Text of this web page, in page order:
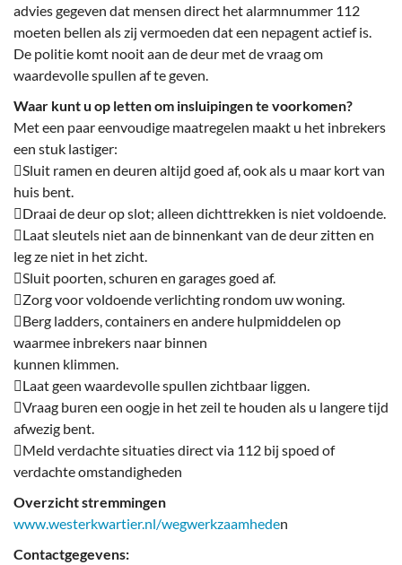
advies gegeven dat mensen direct het alarmnummer 112
moeten bellen als zij vermoeden dat een nepagent actief is.
De politie komt nooit aan de deur met de vraag om
waardevolle spullen af te geven.
Waar kunt u op letten om insluipingen te voorkomen?
Met een paar eenvoudige maatregelen maakt u het inbrekers
een stuk lastiger:
Sluit ramen en deuren altijd goed af, ook als u maar kort van
huis bent.
Draai de deur op slot; alleen dichttrekken is niet voldoende.
Laat sleutels niet aan de binnenkant van de deur zitten en
leg ze niet in het zicht.
Sluit poorten, schuren en garages goed af.
Zorg voor voldoende verlichting rondom uw woning.
Berg ladders, containers en andere hulpmiddelen op
waarmee inbrekers naar binnen
kunnen klimmen.
Laat geen waardevolle spullen zichtbaar liggen.
Vraag buren een oogje in het zeil te houden als u langere tijd
afwezig bent.
Meld verdachte situaties direct via 112 bij spoed of
verdachte omstandigheden
Overzicht stremmingen
www.westerkwartier.nl/wegwerkzaamheden
Contactgegevens: